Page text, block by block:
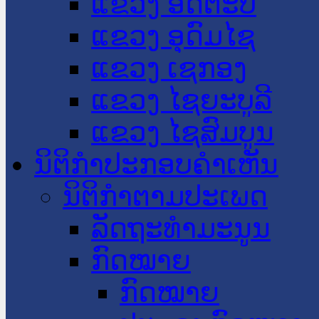
ແຂວງ ອຸດົມໄຊ
ແຂວງ ເຊກອງ
ແຂວງ ໄຊຍະບູລີ
ແຂວງ ໄຊສົມບູນ
ນິຕິກໍາປະກອບຄໍາເຫັນ
ນິຕິກໍາຕາມປະເພດ
ລັດຖະທໍາມະນູນ
ກົດໝາຍ
ກົດໝາຍ